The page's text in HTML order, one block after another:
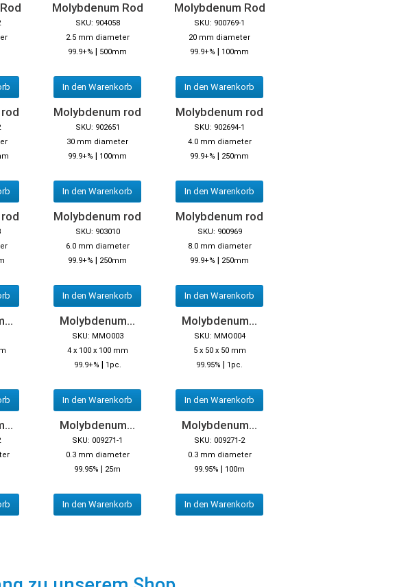
Molybdenum Rod
SKU: 904058
2.5 mm diameter
99.9+% | 500mm
In den Warenkorb
Molybdenum Rod
SKU: 900769-1
20 mm diameter
99.9+% | 100mm
In den Warenkorb
Molybdenum rod
SKU: 902651
30 mm diameter
99.9+% | 100mm
In den Warenkorb
Molybdenum rod
SKU: 902694-1
4.0 mm diameter
99.9+% | 250mm
In den Warenkorb
Molybdenum rod
SKU: 903010
6.0 mm diameter
99.9+% | 250mm
In den Warenkorb
Molybdenum rod
SKU: 900969
8.0 mm diameter
99.9+% | 250mm
In den Warenkorb
Molybdenum...
SKU: MMO003
4 x 100 x 100 mm
99.9+% | 1pc.
In den Warenkorb
Molybdenum...
SKU: MMO004
5 x 50 x 50 mm
99.95% | 1pc.
In den Warenkorb
Molybdenum...
SKU: 009271-1
0.3 mm diameter
99.95% | 25m
In den Warenkorb
Molybdenum...
SKU: 009271-2
0.3 mm diameter
99.95% | 100m
In den Warenkorb